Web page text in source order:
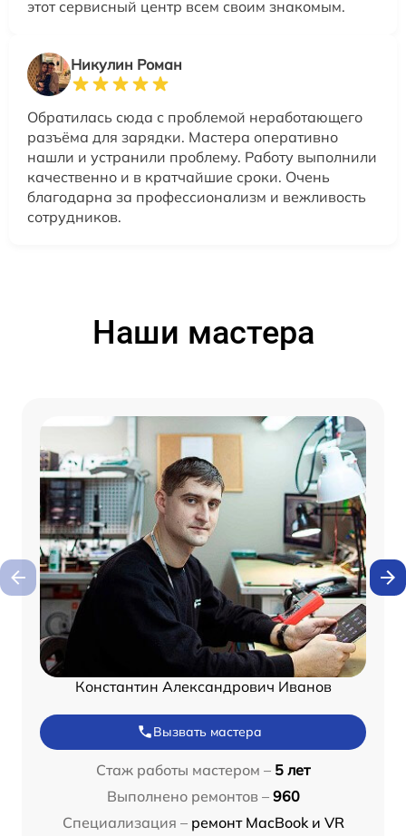
этот сервисный центр всем своим знакомым.
Никулин Роман
Обратилась сюда с проблемой неработающего
разъёма для зарядки. Мастера оперативно
нашли и устранили проблему. Работу выполнили
качественно и в кратчайшие сроки. Очень
благодарна за профессионализм и вежливость
сотрудников.
Наши мастера
Константин Александрович Иванов
Вызвать мастера
Стаж работы мастером – 5 лет
Выполнено ремонтов – 960
Специализация – ремонт MacBook и VR